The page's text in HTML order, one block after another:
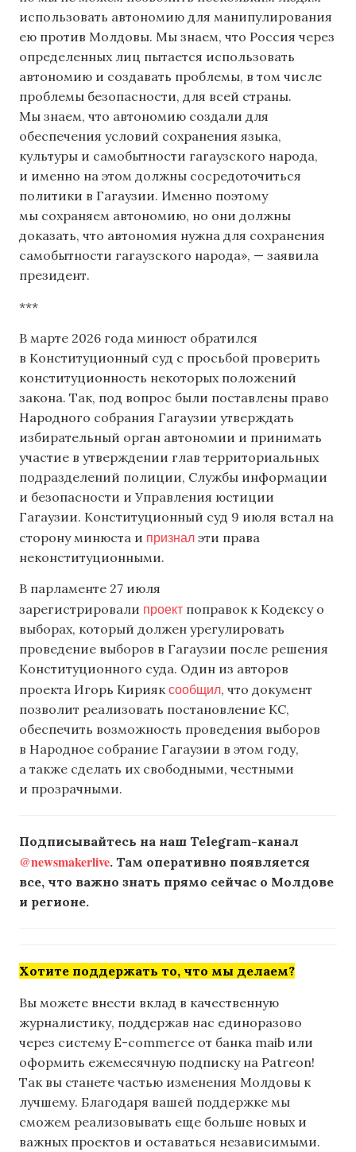
использовать автономию для манипулирования
ею против Молдовы. Мы знаем, что Россия через
определенных лиц пытается использовать
автономию и создавать проблемы, в том числе
проблемы безопасности, для всей страны.
Мы знаем, что автономию создали для
обеспечения условий сохранения языка,
культуры и самобытности гагаузского народа,
и именно на этом должны сосредоточиться
политики в Гагаузии. Именно поэтому
мы сохраняем автономию, но они должны
доказать, что автономия нужна для сохранения
самобытности гагаузского народа», — заявила
президент.
***
В марте 2026 года минюст обратился
в Конституционный суд с просьбой проверить
конституционность некоторых положений
закона. Так, под вопрос были поставлены право
Народного собрания Гагаузии утверждать
избирательный орган автономии и принимать
участие в утверждении глав территориальных
подразделений полиции, Службы информации
и безопасности и Управления юстиции
Гагаузии. Конституционный суд 9 июля встал на
сторону минюста и признал эти права
неконституционными.
В парламенте 27 июля
зарегистрировали проект поправок к Кодексу о
выборах, который должен урегулировать
проведение выборов в Гагаузии после решения
Конституционного суда. Один из авторов
проекта Игорь Кирияксообщил, что документ
позволит реализовать постановление КС,
обеспечить возможность проведения выборов
в Народное собрание Гагаузии в этом году,
а также сделать их свободными, честными
и прозрачными.
Подписывайтесь на наш Telegram-канал
@newsmakerlive. Там оперативно появляется
все, что важно знать прямо сейчас о Молдове
и регионе.
Хотите поддержать то, что мы делаем?
Вы можете внести вклад в качественную
журналистику, поддержав нас единоразово
через систему E-commerce от банка maib или
оформить ежемесячную подписку на Patreon!
Так вы станете частью изменения Молдовы к
лучшему. Благодаря вашей поддержке мы
сможем реализовывать еще больше новых и
важных проектов и оставаться независимыми.